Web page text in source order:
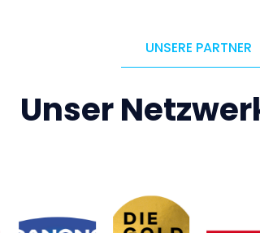
UNSERE PARTNER
Unser